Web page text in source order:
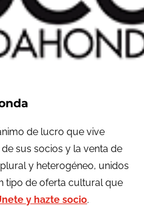
de lucro que vive
sus socios y la venta de
y heterogéneo, unidos
tipo de oferta cultural que
y hazte socio.